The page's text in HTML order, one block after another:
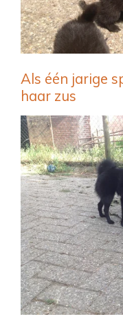
Als één jarige
haar zus